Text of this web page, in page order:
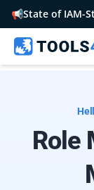
📢State of IAM-
Role